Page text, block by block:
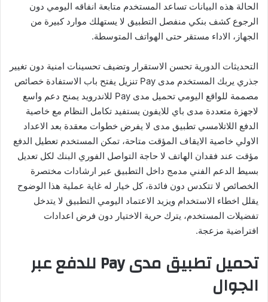
الحالة هذه البيانات تساعد المستخدم متابعة انفاقه اليومي دون
الرجوع كشف بنكي منفصل التطبيق لا يستهلك موارد كبيرة من
الجهاز، الاداء مستقر حتى الهواتف المتوسطة.
التحديثات الدورية تحسن الاستقرار وتضيف تحسينات امنية دون تغيير
جذري يربك المستخدم مدى Pay تنزيل يفتح باب الاستفادة خصائص
مصممة للواقع اليومي تحميل مدى Pay للاندرويد يمنح دعم واسع
لاجهزة متعددة مدى باي للايفون يستفيد تكامل النظام مع خاصية
الدفع اللاتلامسي تطبيق مدى لا يفرض خطوات معقدة بعد الاعداد
الاولي خاصية الايقاف المؤقت متاحة، تمكن المستخدم تعطيل الدفع
مؤقت عند فقدان الهاتف لا حاجة التواصل الفوري البنك لكل تعديل
بسيط الدعم الفني مدمج داخل التطبيق عبر ارشادات مختصرة
الخصائص لا تتكدس دون فائدة، كل خيار له غاية عملية هذا الوضوح
يقلل اخطاء الاستخدام ويزيد الاعتماد اليومي التطبيق لا يتدخل
تفضيلات المستخدم، يترك حرية الاختيار دون فرض اعدادات
افتراضية مزعجة.
تحميل تطبيق مدى Pay للدفع عبر
الجوال